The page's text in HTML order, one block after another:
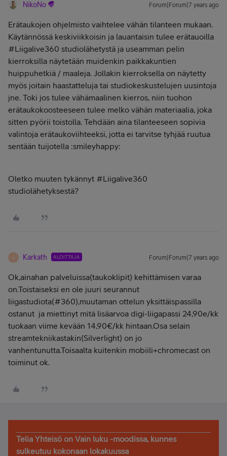
NikoNo Forum|Forum|7 years ago
Erätaukojen ohjelmisto vaihtelee vähän tilanteen mukaan.
Käytännössä keskiviikkoisin ja lauantaisin tulee erätauoilla
#Liigalive360 studiolähetystä ja useamman pelin
kierroksilla näytetään muidenkin paikkakuntien
huippuhetkiä / maaleja. Jollakin kierroksella on näytetty
myös joitain haastatteluja tai studiokeskustelujen uusintoja
jne. Toki jos tulee vähämaalinen kierros, niin tuohon
erätaukokoosteeseen tulee melko vähän materiaalia, joka
sitten pyörii toistolla. Tehdään aina tilanteeseen sopivia
valintoja erätaukoviihteeksi, jotta ei tarvitse tyhjää ruutua
sentään tuijotella :smileyhappy:
Oletko muuten tykännyt #Liigalive360
studiolähetyksestä?
K Karkath ALOITTAJA Forum|Forum|7 years ago
Ok,ainahan palveluissa(taukoklipit) kehittämisen varaa
on.Toistaiseksi en ole juuri seurannut
liigastudiota(#360),muutaman ottelun yksittäispassilla
ostanut ja miettinyt mitä lisäarvoa digi-liigapassi 24,90e/kk
tuokaan viime kevään 14,90€/kk hintaan.Osa selain
streamtekniikastakin(Silverlight) on jo
vanhentunutta.Toisaalta kuitenkin mobiili+chromecast on
toiminut ok.
Telia Yhteisö on Vain luku -moodissa, kunnes
sulkeutuu kokonaan lokakuussa